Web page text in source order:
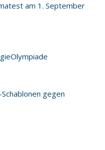
am 1. September
gegen